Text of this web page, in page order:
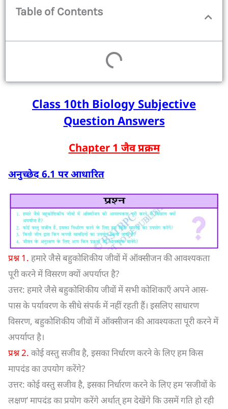
Table of Contents
Class 10th Biology Subjective
Question Answers
Chapter 1 जैव प्रक्रम
अनुच्छेद 6.1 पर आधारित
प्रश्न 1. हमारे जैसे बहुकोशिकीय जीवों में ऑक्सीजन की आवश्यकता
पूरी करने में विसरण क्यों अपर्याप्त है?
उत्तर: हमारे जैसे बहुकोशिकीय जीवों में सभी कोशिकाएँ अपने आस-
पास के पर्यावरण के सीधे संपर्क में नहीं रहती हैं। इसलिए साधारण
विसरण, बहुकोशिकीय जीवों में ऑक्सीजन की आवश्यकता पूरी करने में
अपर्याप्त है।
प्रश्न 2. कोई वस्तु सजीव है, इसका निर्धारण करने के लिए हम किस
मापदंड का उपयोग करेंगे?
उत्तर: कोई वस्तु सजीव है, इसका निर्धारण करने के लिए हम ‘सजीवों के
लक्षण’ मापदंड का प्रयोग करेंगे अर्थात् हम देखेंगे कि उसमें गति हो रही